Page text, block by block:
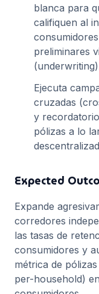
blanca para
califiquen al
preliminares
Ejecuta
cruzadas
y
pólizas a lo
Expected
Expande
corredores
las tasas de
consumidores y
métrica de
per-household)